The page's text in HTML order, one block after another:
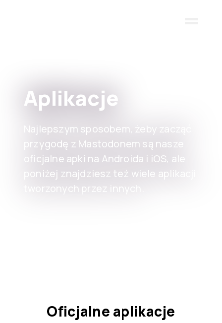
Aplikacje
Najlepszym sposobem, żeby zacząć
przygodę z Mastodonem są nasze
oficjalne apki na Androida i iOS, ale
poniżej znajdziesz też wiele aplikacji
tworzonych przez innych.
Oficjalne aplikacje